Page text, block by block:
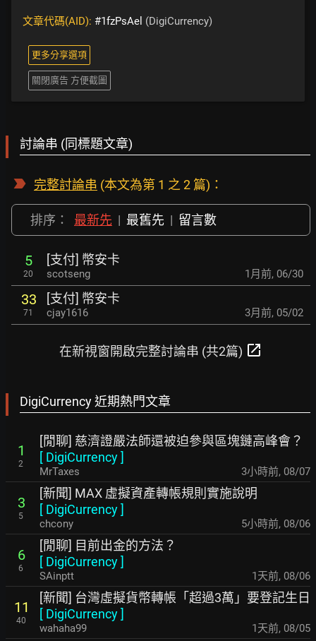
文章代碼(AID): #1fzPsAel (DigiCurrency)
更多分享選項
關閉廣告 方便截圖
討論串 (同標題文章)
完整討論串 (本文為第 1 之 2 篇)：
排序： 最新先 | 最舊先 | 留言數
5
20
[支付] 幣安卡
scotseng 1月前, 06/30
33
71
[支付] 幣安卡
cjay1616 3月前, 05/02
在新視窗開啟完整討論串 (共2篇) open_in_new
DigiCurrency 近期熱門文章
1
2
[閒聊] 慈濟證嚴法師還被迫參與區塊鏈高峰會？
[ DigiCurrency]
MrTaxes 3小時前, 08/07
3
5
[新聞] MAX 虛擬資產轉帳規則實施說明
[ DigiCurrency]
chcony 5小時前, 08/06
6
6
[閒聊] 目前出金的方法？
[ DigiCurrency]
SAinptt 1天前, 08/06
11
40
[新聞] 台灣虛擬貨幣轉帳「超過3萬」要登記生日
[ DigiCurrency]
wahaha99 1天前, 08/05